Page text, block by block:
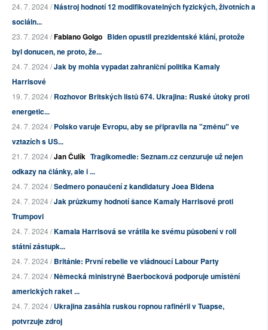
24. 7. 2024 /Nástroj hodnotí 12 modifikovatelných fyzických, životních a
sociáln...
23. 7. 2024 /Fabiano Golgo Biden opustil prezidentské klání, protože
byl donucen, ne proto, že...
24. 7. 2024 /Jak by mohla vypadat zahraniční politika Kamaly
Harrisové
19. 7. 2024 /Rozhovor Britských listů 674. Ukrajina: Ruské útoky proti
energetic...
24. 7. 2024 /Polsko varuje Evropu, aby se připravila na "změnu" ve
vztazích s US...
21. 7. 2024 /Jan Čulík Tragikomedie: Seznam.cz cenzuruje už nejen
odkazy na články, ale i ...
24. 7. 2024 /Sedmero ponaučení z kandidatury Joea Bidena
24. 7. 2024 /Jak průzkumy hodnotí šance Kamaly Harrisové proti
Trumpovi
24. 7. 2024 /Kamala Harrisová se vrátila ke svému působení v roli
státní zástupk...
24. 7. 2024 /Británie: První rebelie ve vládnoucí Labour Party
24. 7. 2024 /Německá ministryně Baerbocková podporuje umístění
amerických raket ...
24. 7. 2024 /Ukrajina zasáhla ruskou ropnou rafinérii v Tuapse,
potvrzuje zdroj